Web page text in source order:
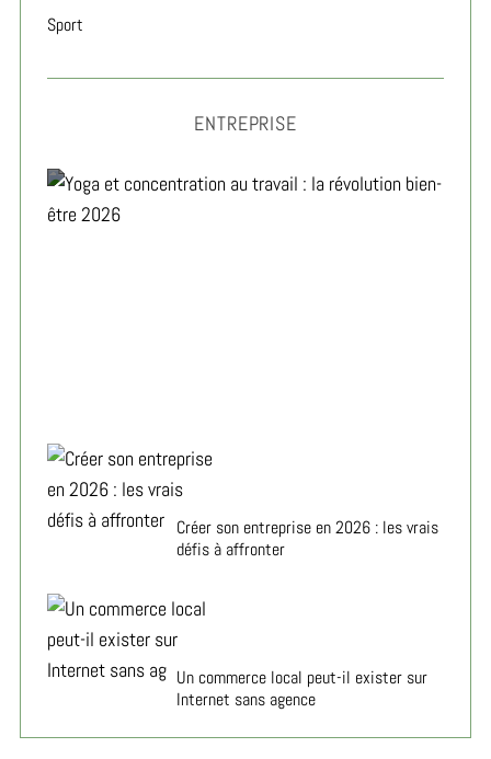
Sport
ENTREPRISE
Créer son entreprise en 2026 : les vrais
défis à affronter
Un commerce local peut-il exister sur
Internet sans agence